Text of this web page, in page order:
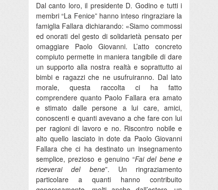
Dal canto loro, il presidente D. Godino e tutti i
membri “La Fenice” hanno inteso ringraziare la
famiglia Fallara dichiarando: «Siamo commossi
ed onorati del gesto di solidarietà pensato per
omaggiare Paolo Giovanni. L’atto concreto
compiuto permette in maniera tangibile di dare
un supporto alla nostra realtà e soprattutto ai
bimbi e ragazzi che ne usufruiranno. Dal lato
morale, questa raccolta ci ha fatto
comprendere quanto Paolo Fallara era amato
e stimato dalle persone a lui care, amici,
conoscenti e quanti avevano a che fare con lui
per ragioni di lavoro e no. Riscontro nobile e
alto quello lasciato in dote da Paolo Giovanni
Fallara che ci ha destinato un insegnamento
semplice, prezioso e genuino “Fai del bene e
riceverai del bene”. Un ringraziamento
particolare a quanti hanno contribuito